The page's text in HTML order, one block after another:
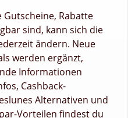
Rabatte
sind, kann sich die
ändern. Neue
werden ergänzt,
Informationen
Cashback-
Alternativen und
Vorteilen findest du